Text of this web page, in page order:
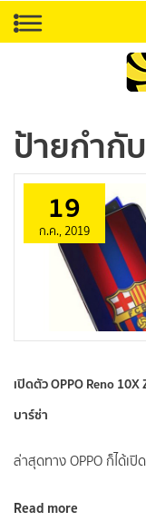
ป้ายกำกั
19
ก.ค., 2019
เปิดตัว OPPO Reno
บาร์ซ่า
ล่าสุดทาง OPPO ก็ได้เ
Read more